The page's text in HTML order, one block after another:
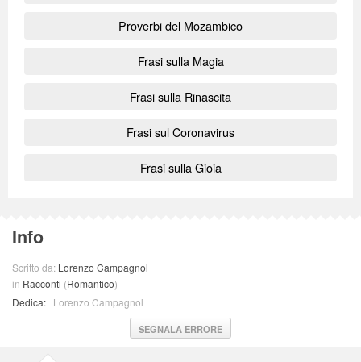
Proverbi del Mozambico
Frasi sulla Magia
Frasi sulla Rinascita
Frasi sul Coronavirus
Frasi sulla Gioia
Info
Scritto da: Lorenzo Campagnol
in Racconti (Romantico)
Dedica: Lorenzo Campagnol
SEGNALA ERRORE